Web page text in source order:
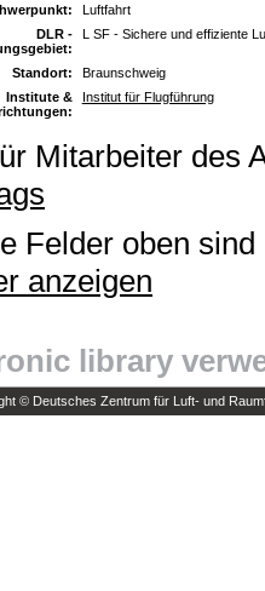
Luftfahrt
DLR -
L SF - Sichere und effiziente
Standort:
Braunschweig
Institute &
Institut für Flugführung
Mitarbeiter des
Felder oben
anzeigen
library
© Deutsches Zentrum für Luft- und